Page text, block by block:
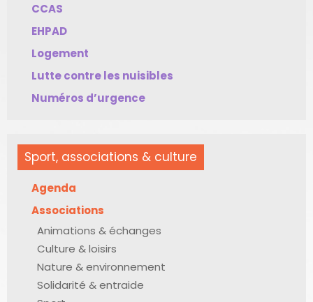
CCAS
EHPAD
Logement
Lutte contre les nuisibles
Numéros d’urgence
Sport, associations & culture
Agenda
Associations
Animations & échanges
Culture & loisirs
Nature & environnement
Solidarité & entraide